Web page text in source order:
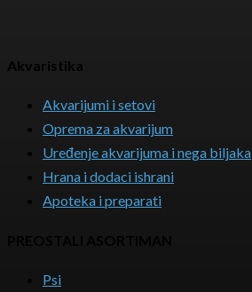
Akvaristika
Akvarijumi i setovi
Oprema za akvarijum
Uređenje akvarijuma i nega biljaka
Hrana i dodaci ishrani
Apoteka i preparati
Psi